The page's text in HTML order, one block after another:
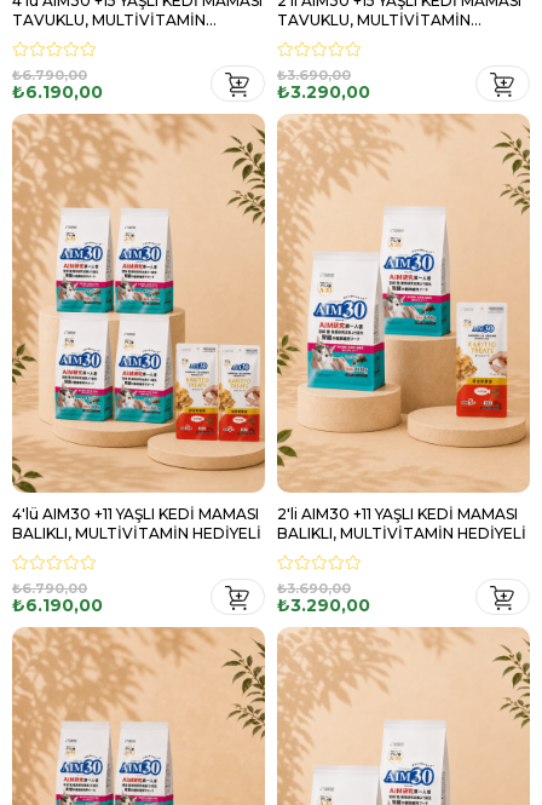
TAVUKLU, MULTİVİTAMİN
HEDİYELİ
₺6.190,00
₺6.790,00
TAVUKLU, MULTİVİTAMİN
HEDİYELİ
₺3.290,00
₺3.690,00
4'lü AIM30 +11 YAŞLI KEDİ MAMASI
BALIKLI, MULTİVİTAMİN HEDİYELİ
₺6.190,00
₺6.790,00
2'li AIM30 +11 YAŞLI KEDİ MAMASI
BALIKLI, MULTİVİTAMİN HEDİYELİ
₺3.290,00
₺3.690,00